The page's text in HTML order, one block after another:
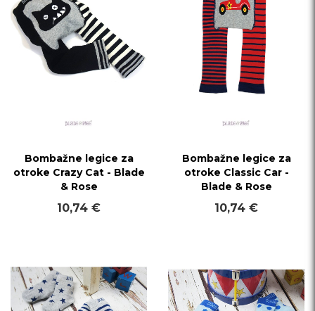
Bombažne legice za
otroke Crazy Cat - Blade
& Rose
10,74 €
Bombažne legice za
otroke Classic Car -
Blade & Rose
10,74 €